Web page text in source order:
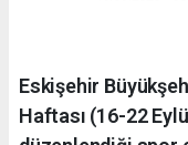
Eskişehir
Haftası (16-22